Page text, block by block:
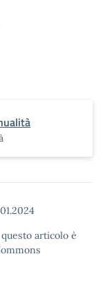
articolo è